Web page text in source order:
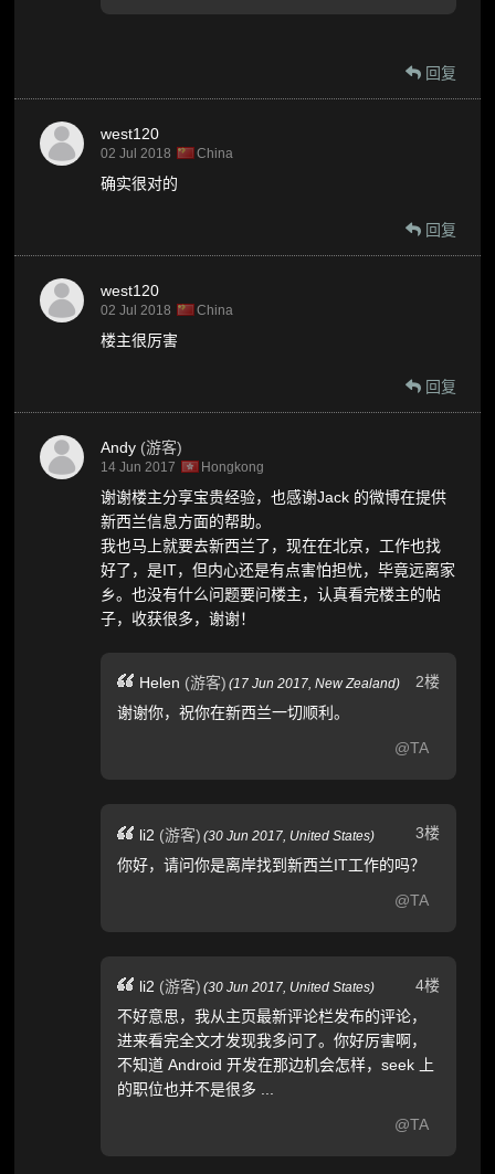
回复
west120
02 Jul 2018 China
确实很对的
回复
west120
02 Jul 2018 China
楼主很厉害
回复
Andy (游客)
14 Jun 2017 Hongkong
谢谢楼主分享宝贵经验，也感谢Jack 的微博在提供
新西兰信息方面的帮助。
我也马上就要去新西兰了，现在在北京，工作也找
好了，是IT，但内心还是有点害怕担忧，毕竟远离家
乡。也没有什么问题要问楼主，认真看完楼主的帖
子，收获很多，谢谢！
2楼
Helen (游客) (17 Jun 2017,New Zealand)
谢谢你，祝你在新西兰一切顺利。
@TA
3楼
li2 (游客) (30 Jun 2017, United States)
你好，请问你是离岸找到新西兰IT工作的吗？
@TA
4楼
li2 (游客) (30 Jun 2017, United States)
不好意思，我从主页最新评论栏发布的评论，
进来看完全文才发现我多问了。你好厉害啊，
不知道 Android 开发在那边机会怎样，seek 上
的职位也并不是很多 ...
@TA